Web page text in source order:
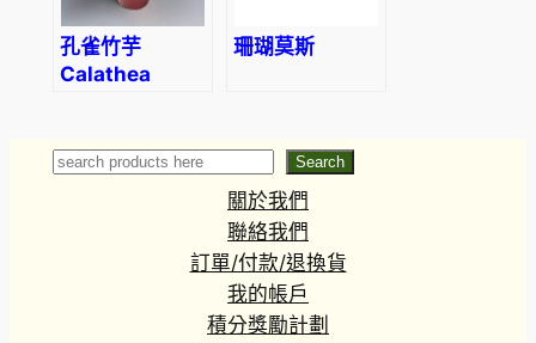
孔雀竹芋
Calathea
珊瑚莫斯
Search Search
關於我們
聯絡我們
訂單/付款/退換貨
我的帳戶
積分獎勵計劃